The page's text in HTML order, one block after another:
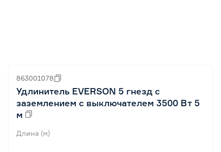
863001078
Удлинитель EVERSON 5 гнезд с
заземлением с выключателем 3500 Вт 5
м
Длина (м)